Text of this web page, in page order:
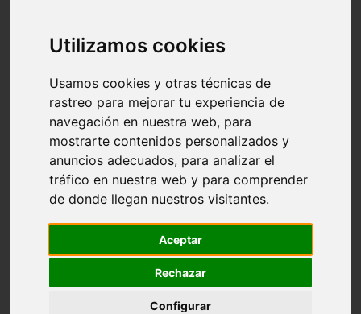
Utilizamos cookies
Usamos cookies y otras técnicas de
rastreo para mejorar tu experiencia de
navegación en nuestra web, para
mostrarte contenidos personalizados y
anuncios adecuados, para analizar el
tráfico en nuestra web y para comprender
de donde llegan nuestros visitantes.
Aceptar
Rechazar
Configurar
protagonistas
reptiles
adopci n
higiene
snacks
acuario
comercios
estanques
viajar
cr a
especies invasoras